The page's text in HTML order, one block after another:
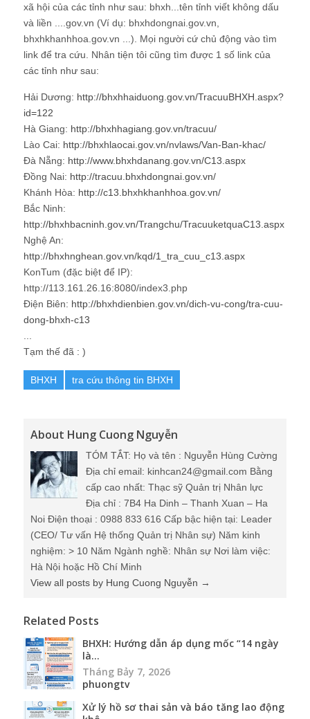
xã hội của các tỉnh như sau: bhxh...tên tỉnh viết không dấu
và liền ....gov.vn (Ví dụ: bhxhdongnai.gov.vn,
bhxhkhanhhoa.gov.vn ...). Mọi người cứ chủ động vào tìm
link để tra cứu. Nhân tiện tôi cũng tìm được 1 số link của
các tỉnh như sau:
Hải Dương: http://bhxhhaiduong.gov.vn/TracuuBHXH.aspx?
id=122
Hà Giang: http://bhxhhagiang.gov.vn/tracuu/
Lào Cai: http://bhxhlaocai.gov.vn/nvlaws/Van-Ban-khac/
Đà Nẵng: http://www.bhxhdanang.gov.vn/C13.aspx
Đồng Nai: http://tracuu.bhxhdongnai.gov.vn/
Khánh Hòa: http://c13.bhxhkhanhhoa.gov.vn/
Bắc Ninh:
http://bhxhbacninh.gov.vn/Trangchu/TracuuketquaC13.aspx
Nghệ An:
http://bhxhnghean.gov.vn/kqd/1_tra_cuu_c13.aspx
KonTum (đặc biệt để IP):
http://113.161.26.16:8080/index3.php
Điện Biên: http://bhxhdienbien.gov.vn/dich-vu-cong/tra-cuu-
dong-bhxh-c13
Tạm thế đã : )
BHXH tra cứu thông tin BHXH
About Hung Cuong Nguyễn
TÓM TẮT: Họ và tên : Nguyễn Hùng Cường
Địa chỉ email: kinhcan24@gmail.com Bằng
cấp cao nhất: Thạc sỹ Quản trị Nhân lực
Địa chỉ : 7B4 Ha Dinh – Thanh Xuan – Ha
Noi Điện thoại : 0988 833 616 Cấp bậc hiện tại: Leader
(CEO/ Tư vấn Hệ thống Quản trị Nhân sự) Năm kinh
nghiệm: > 10 Năm Ngành nghề: Nhân sự Nơi làm việc:
Hà Nội hoặc Hồ Chí Minh
View all posts by Hung Cuong Nguyễn →
Related Posts
BHXH: Hướng dẫn áp dụng mốc “14 ngày
là...
Tháng Bảy 7, 2026
phuongtv
Xử lý hồ sơ thai sản và báo tăng lao động